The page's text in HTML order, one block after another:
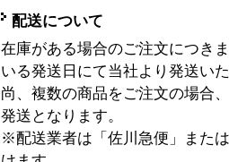
配送について
在庫がある場合のご注文につき
いる発送日にて当社より発送い
尚、複数の商品をご注文の場合
発送となります。
※配送業者は「佐川急便」また